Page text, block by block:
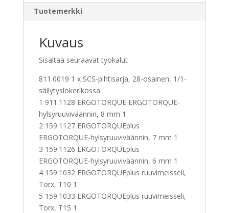
Tuotemerkki
Kuvaus
Sisältää seuraavat työkalut
811.0019 1 x SCS-pihtisarja, 28-osainen, 1/1-
säilytyslokerikossa
1 911.1128 ERGOTORQUE ERGOTORQUE-
hylsyruuviväännin, 8 mm 1
2 159.1127 ERGOTORQUEplus
ERGOTORQUE-hylsyruuviväännin, 7 mm 1
3 159.1126 ERGOTORQUEplus
ERGOTORQUE-hylsyruuviväännin, 6 mm 1
4 159.1032 ERGOTORQUEplus ruuvimeisseli,
Torx, T10 1
5 159.1033 ERGOTORQUEplus ruuvimeisseli,
Torx, T15 1